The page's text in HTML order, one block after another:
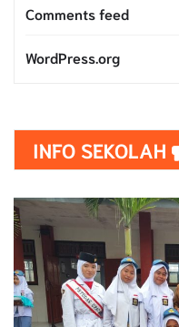
Comments feed
WordPress.org
INFO SEKOLAH